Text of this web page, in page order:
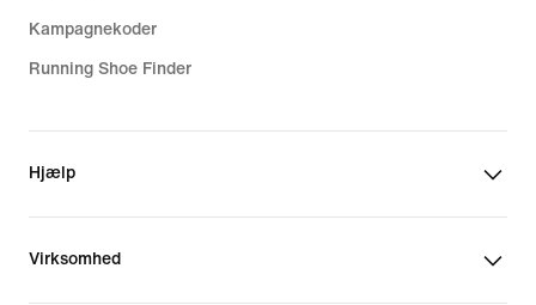
Kampagnekoder
Running Shoe Finder
Hjælp
Virksomhed